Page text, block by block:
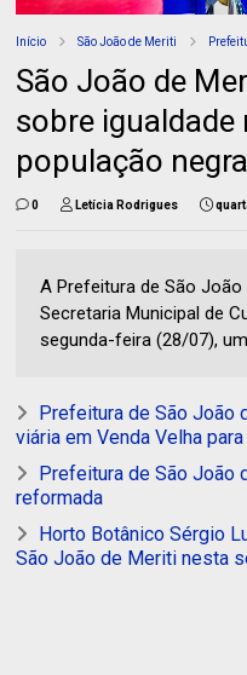
Início São João de Meriti
São João de
sobre igualdade
população negra
0 Letícia Rodrigues
A Prefeitura de São
Secretaria Municipal de
segunda-feira (28/07),
Prefeitura de São João
viária em Venda Velha
Prefeitura de São João
reformada
Horto Botânico Sérgio
São João de Meriti nesta